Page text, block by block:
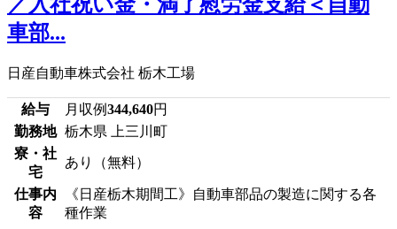
車部...
日産自動車株式会社 栃木工場
給与 月収例344,640円
勤務地 栃木県 上三川町
寮・社
宅
あり（無料）
仕事内
容
《日産栃木期間工》自動車部品の製造に関する各
種作業